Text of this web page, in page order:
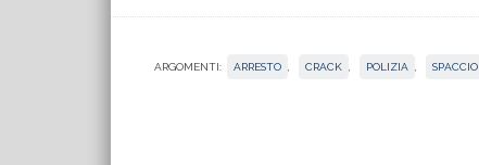
ARGOMENTI: ARRESTO CRACK POLIZIA SPACCIO